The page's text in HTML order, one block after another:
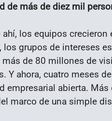
de más de diez mil
ahí, los equipos
los grupos de intereses
más de 80 millones de
Y ahora, cuatro meses
empresarial abierta.
marco de una simple